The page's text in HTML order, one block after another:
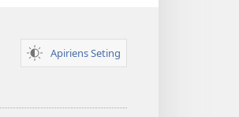
Apiriens Seting